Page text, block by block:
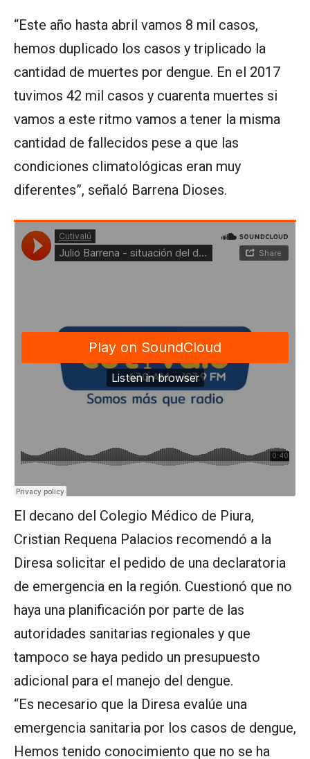
“Este año hasta abril vamos 8 mil casos,
hemos duplicado los casos y triplicado la
cantidad de muertes por dengue. En el 2017
tuvimos 42 mil casos y cuarenta muertes si
vamos a este ritmo vamos a tener la misma
cantidad de fallecidos pese a que las
condiciones climatológicas eran muy
diferentes”, señaló Barrena Dioses.
El decano del Colegio Médico de Piura,
Cristian Requena Palacios recomendó a la
Diresa solicitar el pedido de una declaratoria
de emergencia en la región. Cuestionó que no
haya una planificación por parte de las
autoridades sanitarias regionales y que
tampoco se haya pedido un presupuesto
adicional para el manejo del dengue.
“Es necesario que la Diresa evalúe una
emergencia sanitaria por los casos de dengue,
Hemos tenido conocimiento que no se ha